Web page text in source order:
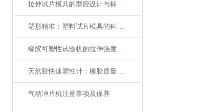
拉伸试片模具的型腔设计与标准试样制备技术分析
塑形精准：塑料试片模具的科学与应用
橡胶可塑性试验机的拉伸强度与什么有关？
天然胶快速塑性计：橡胶质量检测的关键利器
气动冲片机注意事项及保养